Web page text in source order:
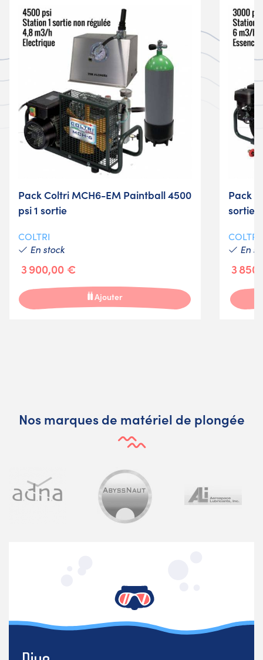
Pack Coltri MCH6-EM Paintball 4500
psi 1 sortie
COLTRI
En stock
3 900,00 €
Ajouter
Pack
sortie
COLTRI
En
3
Nos marques de matériel de plongée